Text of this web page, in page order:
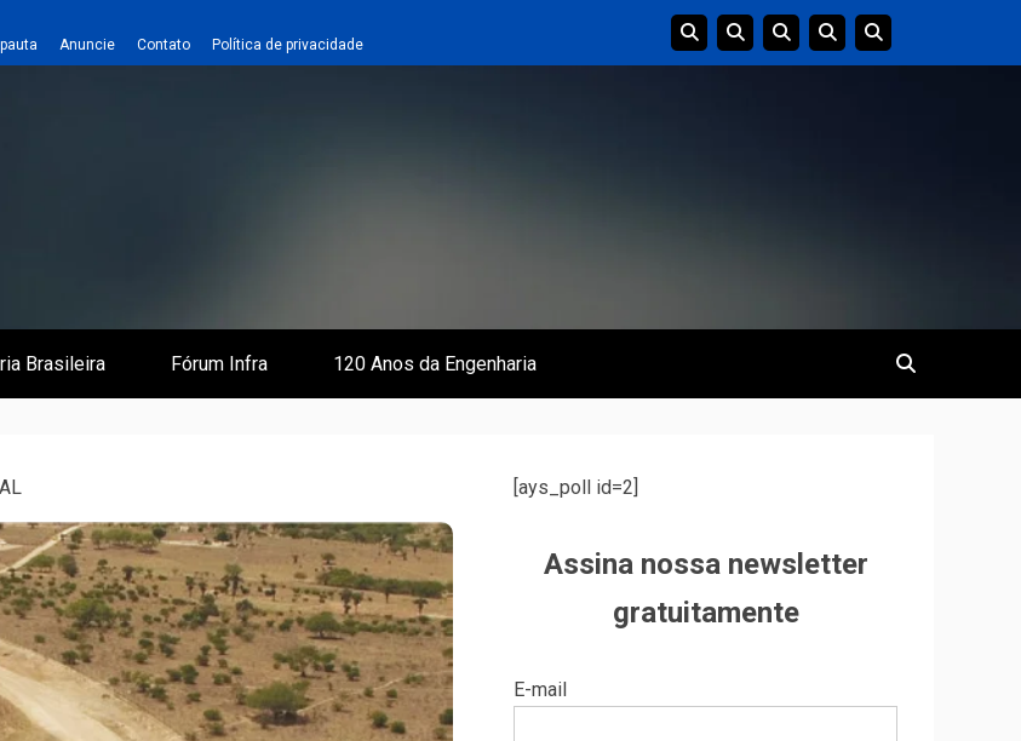
Anuncie Contato Política de privacidade
Brasileira Fórum Infra 120 Anos da Engenharia
[ays_poll id=2]
Assina nossa newsletter
gratuitamente
E-mail